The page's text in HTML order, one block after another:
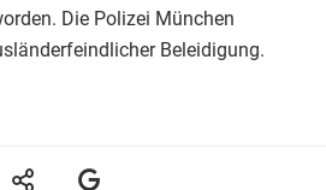
Die Polizei München
Beleidigung.